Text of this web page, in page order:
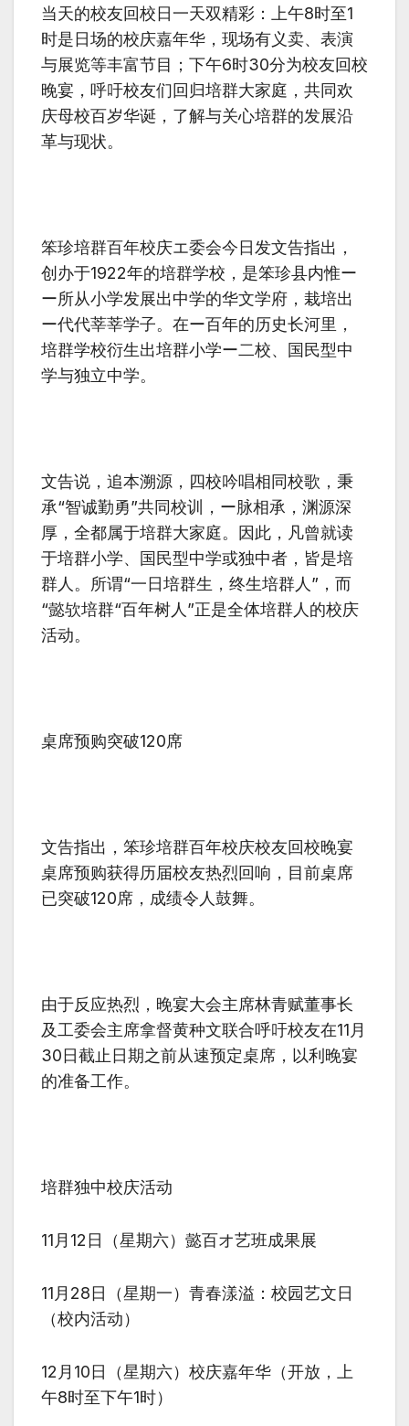
当天的校友回校日一天双精彩：上午8时至1
时是日场的校庆嘉年华，现场有义卖、表演
与展览等丰富节目；下午6时30分为校友回校
晚宴，呼吁校友们回归培群大家庭，共同欢
庆母校百岁华诞，了解与关心培群的发展沿
革与现状。
笨珍培群百年校庆エ委会今日发文告指出，
创办于1922年的培群学校，是笨珍县内惟ー
ー所从小学发展出中学的华文学府，栽培出
ー代代莘莘学子。在ー百年的历史长河里，
培群学校衍生出培群小学ー二校、国民型中
学与独立中学。
文告说，追本溯源，四校吟唱相同校歌，秉
承“智诚勤勇”共同校训，ー脉相承，渊源深
厚，全都属于培群大家庭。因此，凡曾就读
于培群小学、国民型中学或独中者，皆是培
群人。所谓“一日培群生，终生培群人 ” ，而
“懿欤培群“百年树人 ”正是全体培群人的校庆
活动。
桌席预购突破120席
文告指出，笨珍培群百年校庆校友回校晚宴
桌席预购获得历届校友热烈回响，目前桌席
已突破120席，成绩令人鼓舞。
由于反应热烈，晚宴大会主席林青赋董事长
及工委会主席拿督黄种文联合呼吁校友在11 月
30日截止日期之前从速预定桌席，以利晚宴
的准备工作。
培群独中校庆活动
11月 12日（星期六）懿百オ艺班成果展
11月 28日（星期一）青春漾溢：校园艺文日
（校内活动）
12月 10日（星期六）校庆嘉年华（开放，上
午8时至下午1时）